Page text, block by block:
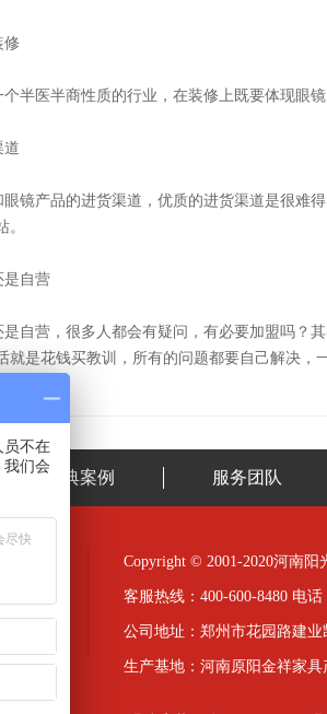
修
个半医半商性质的行业，在装修上既要体现眼
道
眼镜产品的进货渠道，优质的进货渠道是很难
。
是自营
是自营，很多人都会有疑问，有必要加盟吗？
就是花钱买教训，所有的问题都要自己解决，
经典案例 服务团队
Copyright © 2001-2020河南阳
客服热线：400-600-8480 电话
公司地址：郑州市花园路建业
生产基地：河南原阳金祥家具
员不在
们会